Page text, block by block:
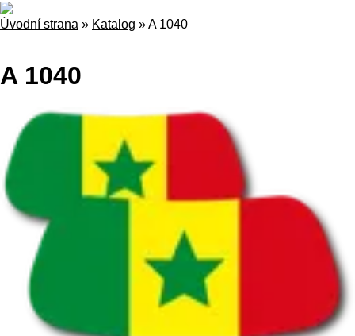
Úvodní strana » Katalog »A 1040
A 1040